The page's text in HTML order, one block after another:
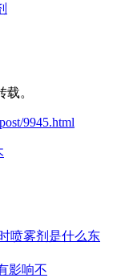
。
9945.html
喷雾剂是什么东
影响不